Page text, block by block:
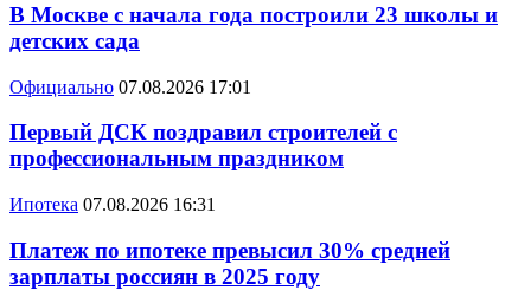
В Москве с начала года построили 23 школы и
детских сада
Официально 07.08.2026 17:01
Первый ДСК поздравил строителей с
профессиональным праздником
Ипотека 07.08.2026 16:31
Платеж по ипотеке превысил 30% средней
зарплаты россиян в 2025 году